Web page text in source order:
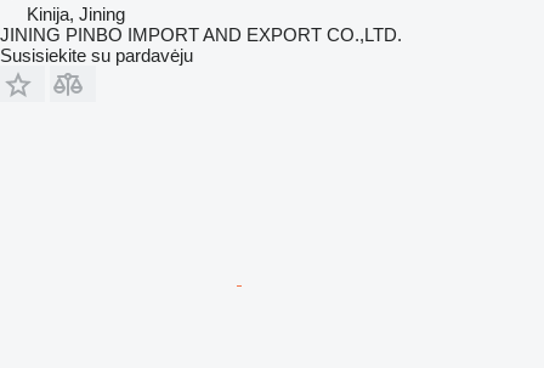
Kinija, Jining
JINING PINBO IMPORT AND EXPORT CO.,LTD.
Susisiekite su pardavėju